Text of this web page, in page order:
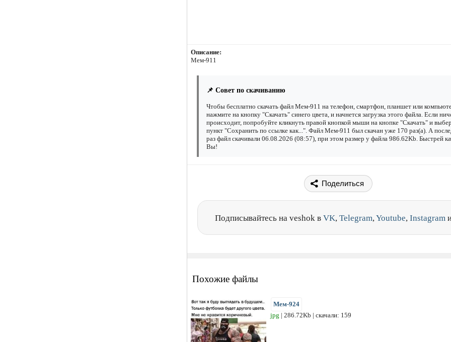
Описание:
Мем-911
📌 Совет по скачиванию
Чтобы бесплатно скачать файл Мем-911 на телефон, смартфон, планшет или
нажмите на кнопку "Скачать" синего цвета, и начнется загрузка этого файла. Если
происходит, попробуйте кликнуть правой кнопкой мыши на кнопке "Скачать" и
пункт "Сохранить по ссылке как...". Файл Мем-911 был скачан уже 170 раз(а). А
раз файл скачивали 06.08.2026 (08:57), при этом размер у файла 986.62Kb. Быстрей
Вы!
Поделиться
Подписывайтесь на veshok в VK, Telegram,Youtube, Instagram
Похожие файлы
Мем-924
jpg | 286.72Kb | скачали: 159